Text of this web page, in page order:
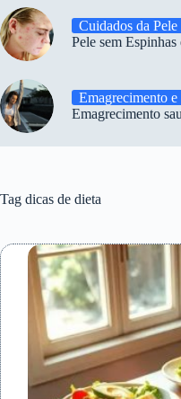
Cuidados da Pele
Pele sem
Emagrecimento
Emagrecimento
Tag dicas de dieta